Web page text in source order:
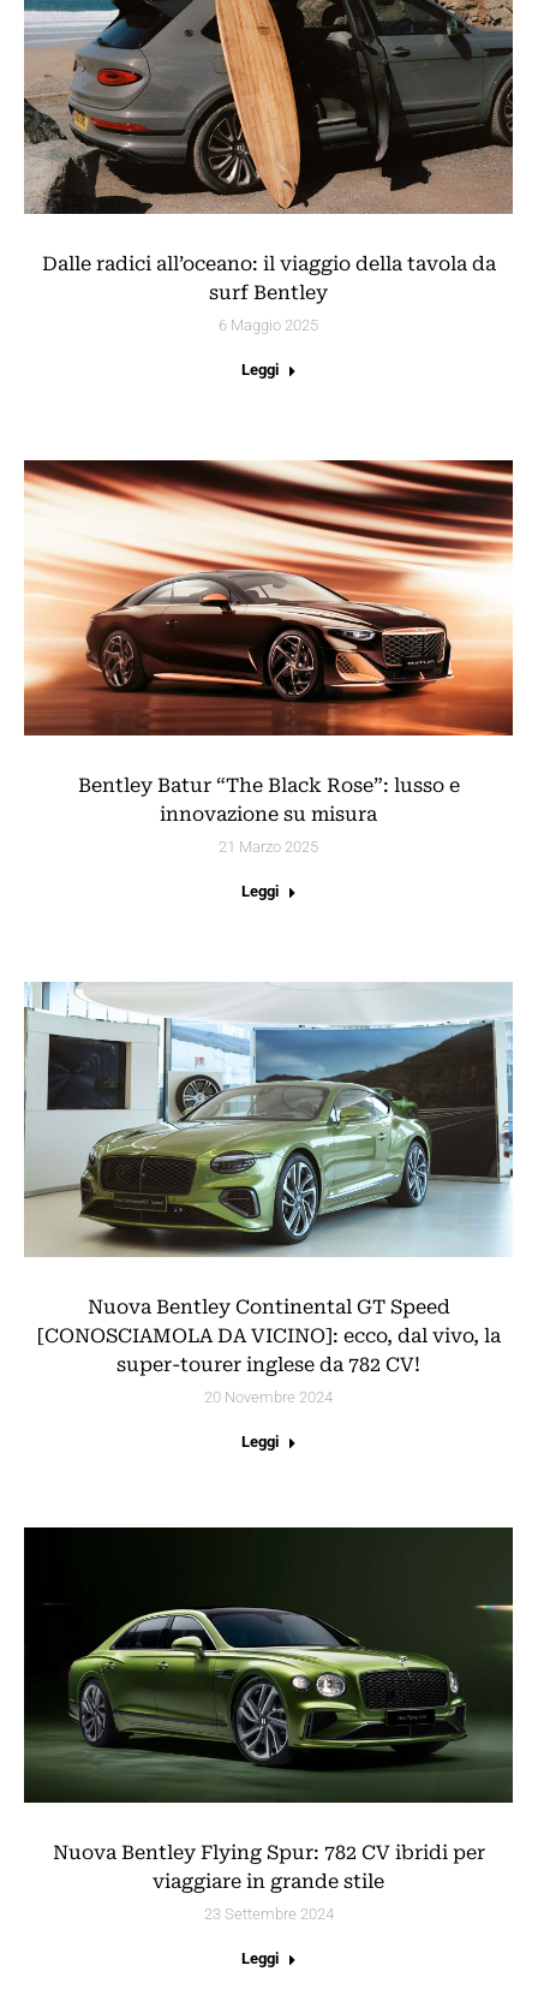
Dalle radici all’oceano: il viaggio della tavola da
surf Bentley
6 Maggio 2025
Leggi
Bentley Batur “The Black Rose”: lusso e
innovazione su misura
21 Marzo 2025
Leggi
Nuova Bentley Continental GT Speed
[CONOSCIAMOLA DA VICINO]: ecco, dal vivo, la
super-tourer inglese da 782 CV!
20 Novembre 2024
Leggi
Nuova Bentley Flying Spur: 782 CV ibridi per
viaggiare in grande stile
23 Settembre 2024
Leggi